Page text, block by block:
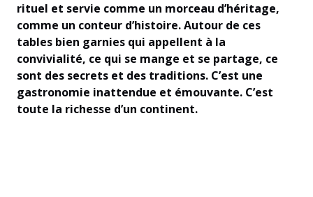
rituel et servie comme un morceau d’héritage,
comme un conteur d’histoire. Autour de ces
tables bien garnies qui appellent à la
convivialité, ce qui se mange et se partage, ce
sont des secrets et des traditions. C’est une
gastronomie inattendue et émouvante. C’est
toute la richesse d’un continent.